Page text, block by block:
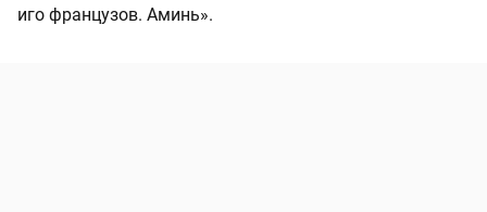
иго французов. Аминь».